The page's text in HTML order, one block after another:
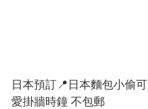
日本預訂📍日本麵包小偷可
愛掛牆時鐘 不包郵